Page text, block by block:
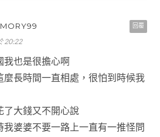
回覆
20:22
我也是很擔心啊
麼長時間一直相處，很怕到時候我
了大錢又不開心說
我婆婆不要一路上一直有一推怪問